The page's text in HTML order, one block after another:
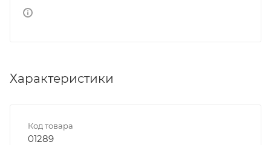
Характеристики
Код товара
01289